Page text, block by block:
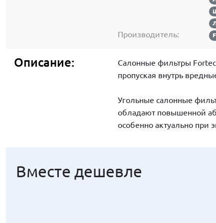
Производитель:
Описание:
Салонные фильтры
пропуская внутрь
Угольные салонные
обладают повышенной
особенно актуально при
Вместе дешевле
Вместе дешевле
Вместе дешевле
Вместе дешевле
Вместе дешевле
Вместе дешевле
Вместе дешевле